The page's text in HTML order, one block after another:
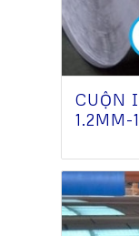
CUỘN
1.2MM-